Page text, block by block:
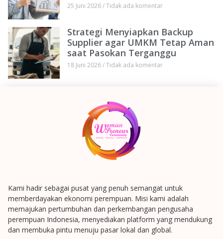
25 Juni 2026 Tidak ada komentar
Strategi Menyiapkan Backup
Supplier agar UMKM Tetap Aman
saat Pasokan Terganggu
18 Juni 2026 Tidak ada komentar
Kami hadir sebagai pusat yang penuh semangat untuk
memberdayakan ekonomi perempuan. Misi kami adalah
memajukan pertumbuhan dan perkembangan pengusaha
perempuan Indonesia, menyediakan platform yang mendukung
dan membuka pintu menuju pasar lokal dan global.